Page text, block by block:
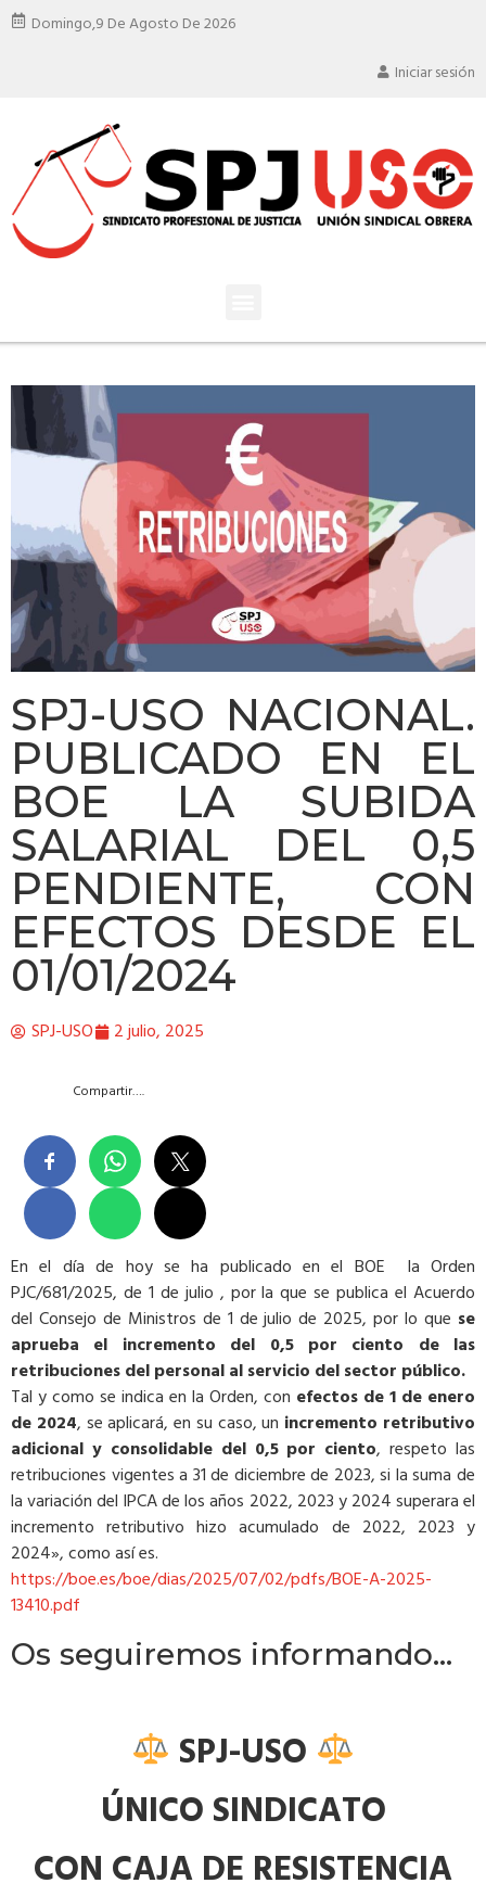
Domingo,9 De Agosto De 2026
Iniciar sesión
SPJ-USO NACIONAL.
PUBLICADO EN EL
BOE LA SUBIDA
SALARIAL DEL 0,5
PENDIENTE, CON
EFECTOS DESDE EL
01/01/2024
SPJ-USO 2 julio, 2025
Compartir….
En el día de hoy se ha publicado en el BOE la Orden
PJC/681/2025, de 1 de julio , por la que se publica el Acuerdo
del Consejo de Ministros de 1 de julio de 2025, por lo que se
aprueba el incremento del 0,5 por ciento de las
retribuciones del personal al servicio del sector público.
Tal y como se indica en la Orden, con efectos de 1 de enero
de 2024, se aplicará, en su caso, un incremento retributivo
adicional y consolidable del 0,5 por ciento, respeto las
retribuciones vigentes a 31 de diciembre de 2023, si la suma de
la variación del IPCA de los años 2022, 2023 y 2024 superara el
incremento retributivo hizo acumulado de 2022, 2023 y
2024», como así es.
https://boe.es/boe/dias/2025/07/02/pdfs/BOE-A-2025-
13410.pdf
Os seguiremos informando…
SPJ-USO
ÚNICO SINDICATO
CON CAJA DE RESISTENCIA